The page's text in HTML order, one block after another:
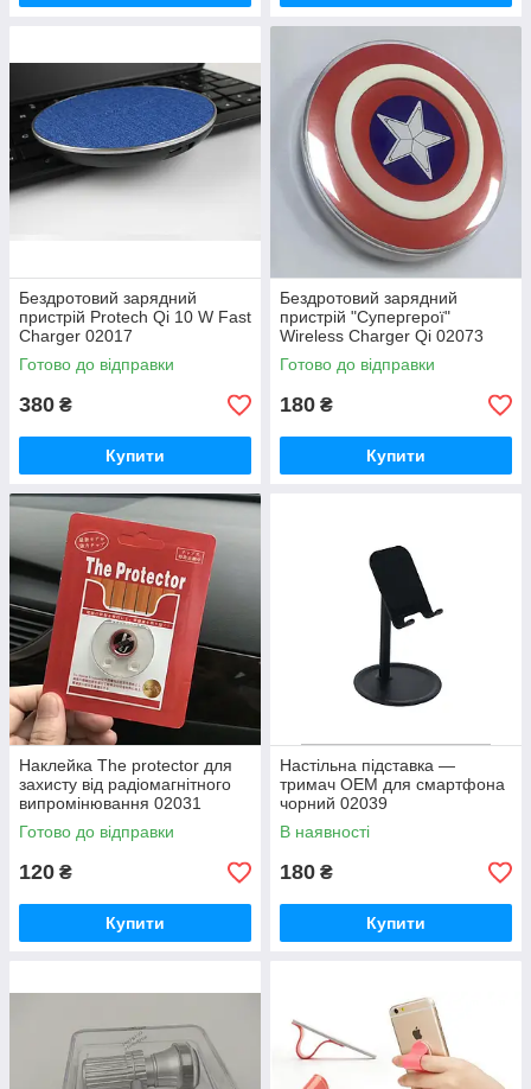
Бездротовий зарядний
пристрій Protech Qi 10 W Fast
Charger 02017
Готово до відправки
380 ₴
Купити
Бездротовий зарядний
пристрій "Супергерої"
Wireless Charger Qi 02073
Готово до відправки
180 ₴
Купити
Наклейка The protector для
захисту від радіомагнітного
випромінювання 02031
Готово до відправки
120 ₴
Купити
Настільна підставка —
тримач ОЕМ для смартфона
чорний 02039
В наявності
180 ₴
Купити